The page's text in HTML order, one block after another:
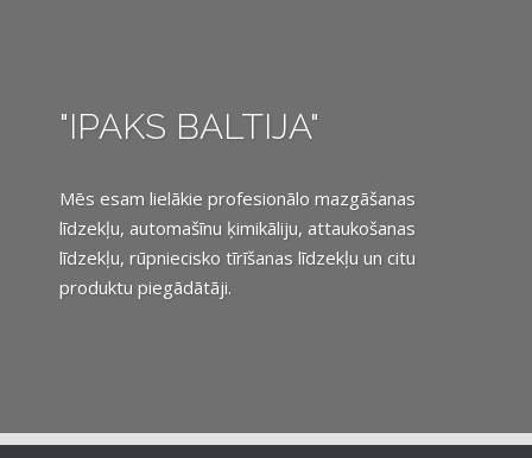
"IPAKS BALTIJA"
Mēs esam lielākie profesionālo mazgāšanas
līdzekļu, automašīnu ķimikāliju, attaukošanas
līdzekļu, rūpniecisko tīrīšanas līdzekļu un citu
produktu piegādātāji.